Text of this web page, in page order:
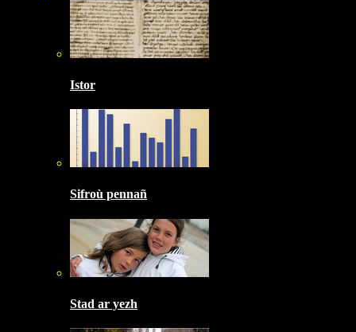
Istor
Sifroù pennañ
Stad ar yezh